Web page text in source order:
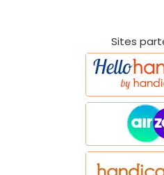
Sites